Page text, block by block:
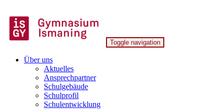
to
content
Gymnasium Ismaning
Toggle navigation
Über uns
Aktuelles
Ansprechpartner
Schulgebäude
Schulprofil
Schulentwicklung